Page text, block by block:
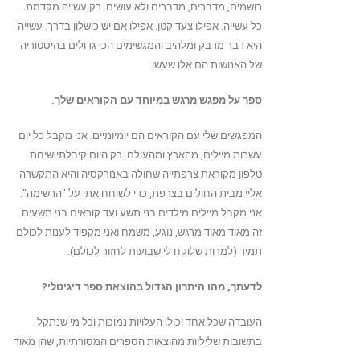
רושמים, מדברים, מדברים ולא עושים. רק עשייה מקדמת.
כל עשייה. אפילו צעד קטן. אפילו אם יש כישלון בדרך. עשייה
היא דבר מדבק ומלהיב והמגשימים הכי גדולים בהיסטוריה
של האנושות הם אלו שעשו.
ספר על מפגש מרגש במיוחד עם הקוראים שלך.
המפגשים שלי עם הקוראים הם יומיומיים. אני מקבל כל יום
עשרות מיילים, מהארץ ומהעולם. רק היום קיבלתי שיחת
טלפון מקוראת צרפתייה שחולה באנורקסיה והיא התקשרה
אליי מבית החולים בצרפת, כדי לשוחח אתי על "הרשימה".
אני מקבל מיילים מילדים בני תשע ועד קוראים בני תשעים.
זה מאוד מאוד מרגש, נוגע, משמח ואני מקפיד לענות לכולם
תמיד (למרות שלוקח לי שבועות לחזור לכולם).
לדעתך, מהו היתרון הגדול בהוצאת ספר דיגיטלי?
העובדה שכל אחד יכול! העלויות נמוכות וכל מי שנתקל
בתשובות שליליות מהוצאות הספרים המסורתיות, שהן מאוד